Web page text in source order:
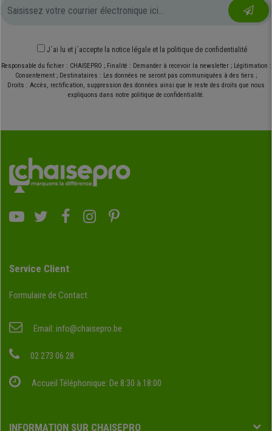
J´ai lu et j´accepte la notice légale et la politique de confidentialité
Responsable du fichier : CHAISEPRO ; Finalité : Demander à recevoir la newsletter ; Légitimation :
Consentement ; Destinataires : Les données ne seront pas communiquées à des tiers ;
Droits : Accès, rectification, suppression des données ainsi que le reste des droits que nous
expliquons dans notre politique de confidentialité.
Service Client
Formulaire de Contact
Email: info@chaisepro.be
02 273 06 28
Accueil Téléphonique: De 8:30 à 18:00
INFORMATION SUR CHAISEPRO